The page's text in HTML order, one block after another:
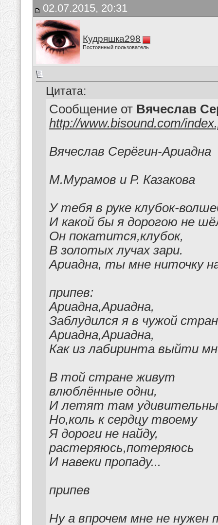
02.07.2015, 20:31
Кудряшка298
Постоянный пользователь
Цитата:
Сообщение от Вячеслав
http://www.bisound.com/
Вячеслав Серёгин-Ариадна
М.Мурамов и Р. Казакова
У тебя в руке клубок-
И какой бы я дорогою не
Он покатится,клубок,
В золотых лучах зари.
Ариадна, ты мне ниточку
припев:
Ариадна,Ариадна,
Заблудился я в чужой
Ариадна,Ариадна,
Как из лабиринта выйти
В той стране живут
влюблённые одни,
И летят там
Но,коль к сердцу твоему
Я дороги не найду,
растеряюсь,потеряюсь
И навеки пропаду...
припев
Ну а впрочем мне не нужен